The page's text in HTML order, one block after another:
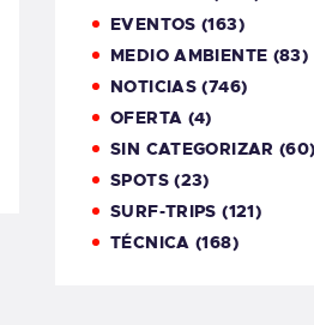
EVENTOS (163)
MEDIO AMBIENTE (83)
NOTICIAS (746)
OFERTA (4)
SIN CATEGORIZAR (60)
SPOTS(23)
SURF-TRIPS (121)
TÉCNICA (168)